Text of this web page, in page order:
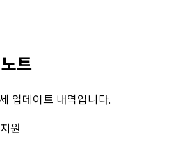
트
업데이트 내역입니다.
원